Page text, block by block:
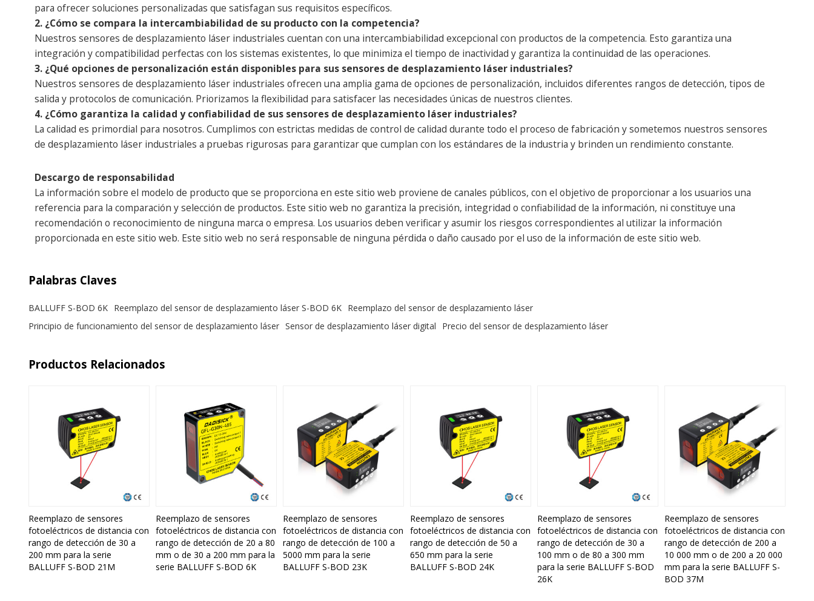
para ofrecer soluciones personalizadas que satisfagan sus requisitos específicos.
2. ¿Cómo se compara la intercambiabilidad de su producto con la competencia?
Nuestros sensores de desplazamiento láser industriales cuentan con una intercambiabilidad excepcional con productos de la competencia. Esto garantiza una
integración y compatibilidad perfectas con los sistemas existentes, lo que minimiza el tiempo de inactividad y garantiza la continuidad de las operaciones.
3. ¿Qué opciones de personalización están disponibles para sus sensores de desplazamiento láser industriales?
Nuestros sensores de desplazamiento láser industriales ofrecen una amplia gama de opciones de personalización, incluidos diferentes rangos de detección, tipos de
salida y protocolos de comunicación. Priorizamos la flexibilidad para satisfacer las necesidades únicas de nuestros clientes.
4. ¿Cómo garantiza la calidad y confiabilidad de sus sensores de desplazamiento láser industriales?
La calidad es primordial para nosotros. Cumplimos con estrictas medidas de control de calidad durante todo el proceso de fabricación y sometemos nuestros sensores
de desplazamiento láser industriales a pruebas rigurosas para garantizar que cumplan con los estándares de la industria y brinden un rendimiento constante.
Descargo de responsabilidad
La información sobre el modelo de producto que se proporciona en este sitio web proviene de canales públicos, con el objetivo de proporcionar a los usuarios una
referencia para la comparación y selección de productos. Este sitio web no garantiza la precisión, integridad o confiabilidad de la información, ni constituye una
recomendación o reconocimiento de ninguna marca o empresa. Los usuarios deben verificar y asumir los riesgos correspondientes al utilizar la información
proporcionada en este sitio web. Este sitio web no será responsable de ninguna pérdida o daño causado por el uso de la información de este sitio web.
Palabras Claves
BALLUFF S-BOD 6K Reemplazo del sensor de desplazamiento láser S-BOD 6K Reemplazo del sensor de desplazamiento láser
Principio de funcionamiento del sensor de desplazamiento láser Sensor de desplazamiento láser digital Precio del sensor de desplazamiento láser
Productos Relacionados
Reemplazo de sensores
fotoeléctricos de distancia con
rango de detección de 30 a
200 mm para la serie
BALLUFF S-BOD 21M
Reemplazo de sensores
fotoeléctricos de distancia con
rango de detección de 20 a 80
mm o de 30 a 200 mm para la
serie BALLUFF S-BOD 6K
Reemplazo de sensores
fotoeléctricos de distancia con
rango de detección de 100 a
5000 mm para la serie
BALLUFF S-BOD 23K
Reemplazo de sensores
fotoeléctricos de distancia con
rango de detección de 50 a
650 mm para la serie
BALLUFF S-BOD 24K
Reemplazo de sensores
fotoeléctricos de distancia con
rango de detección de 30 a
100 mm o de 80 a 300 mm
para la serie BALLUFF S-BOD
26K
Reemplazo de sensores
fotoeléctricos de distancia con
rango de detección de 200 a
10 000 mm o de 200 a 20 000
mm para la serie BALLUFF S-
BOD 37M